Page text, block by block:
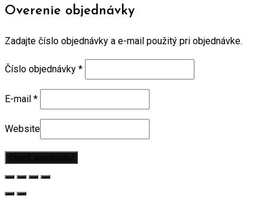
Overenie objednávky
Zadajte číslo objednávky a e-mail použitý pri objednávke.
Číslo objednávky *
E-mail *
Website